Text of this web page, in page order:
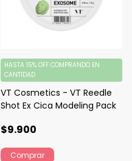
VT Cosmetics - VT Reedle
Shot Ex Cica Modeling Pack
$9.900
HASTA 15% OFF COMPRANDO EN
CANTIDAD